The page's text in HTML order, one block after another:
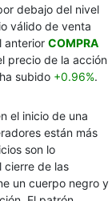
debajo del nivel
válido de venta
anterior COMPRA
precio de la acción
ha subido +0.96%.
el inicio de una
están más
son lo
cierre de las
un cuerpo negro y